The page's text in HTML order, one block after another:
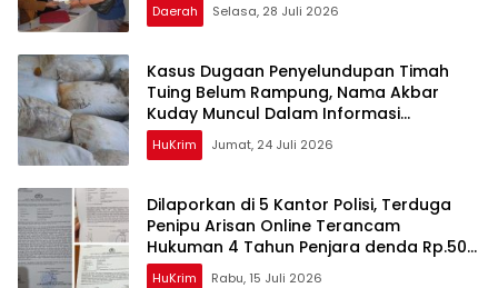
Daerah Selasa, 28 Juli 2026
Kasus Dugaan Penyelundupan Timah
Tuing Belum Rampung, Nama Akbar
Kuday Muncul Dalam Informasi
Penyidikan
HuKrim Jumat, 24 Juli 2026
Dilaporkan di 5 Kantor Polisi, Terduga
Penipu Arisan Online Terancam
Hukuman 4 Tahun Penjara denda Rp.500
Juta
HuKrim Rabu, 15 Juli 2026